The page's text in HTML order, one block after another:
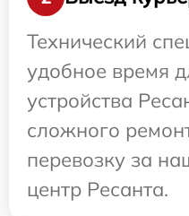
Технический
удобное время
устройства
сложного
перевозку за
центр Ресанта.